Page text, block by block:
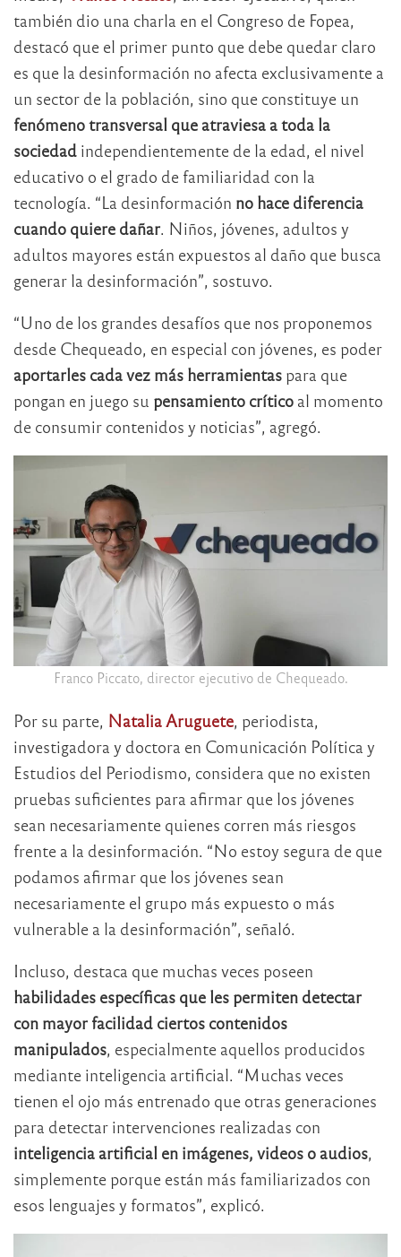
también dio una charla en el Congreso de Fopea,
destacó que el primer punto que debe quedar claro
es que la desinformación no afecta exclusivamente a
un sector de la población, sino que constituye un
fenómeno transversal que atraviesa a toda la
sociedad independientemente de la edad, el nivel
educativo o el grado de familiaridad con la
tecnología. “La desinformación no hace diferencia
cuando quiere dañar. Niños, jóvenes, adultos y
adultos mayores están expuestos al daño que busca
generar la desinformación”, sostuvo.
“Uno de los grandes desafíos que nos proponemos
desde Chequeado, en especial con jóvenes, es poder
aportarles cada vez más herramientas para que
pongan en juego su pensamiento crítico al momento
de consumir contenidos y noticias”, agregó.
Franco Piccato, director ejecutivo de Chequeado.
Por su parte, Natalia Aruguete, periodista,
investigadora y doctora en Comunicación Política y
Estudios del Periodismo, considera que no existen
pruebas suficientes para afirmar que los jóvenes
sean necesariamente quienes corren más riesgos
frente a la desinformación. “No estoy segura de que
podamos afirmar que los jóvenes sean
necesariamente el grupo más expuesto o más
vulnerable a la desinformación”, señaló.
Incluso, destaca que muchas veces poseen
habilidades específicas que les permiten detectar
con mayor facilidad ciertos contenidos
manipulados, especialmente aquellos producidos
mediante inteligencia artificial. “Muchas veces
tienen el ojo más entrenado que otras generaciones
para detectar intervenciones realizadas con
inteligencia artificial en imágenes, videos o audios,
simplemente porque están más familiarizados con
esos lenguajes y formatos”, explicó.